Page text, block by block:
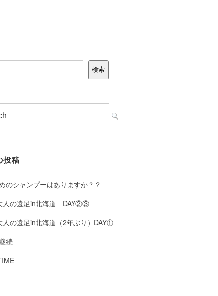
検索
投稿
のシャンプーはありますか？？
人の遠足in北海道 DAY②③
人の遠足in北海道（2年ぶり）DAY①
続